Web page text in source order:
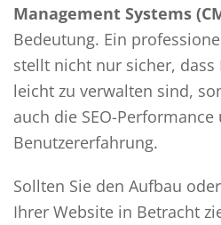
Management Systems
Bedeutung. Ein
stellt nicht nur sicher,
leicht zu verwalten sind,
auch die SEO-
Benutzererfahrung.
Sollten Sie den Aufbau
Ihrer Website in Betracht